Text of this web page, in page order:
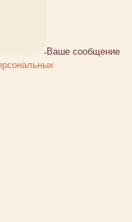
Ваше сообщение